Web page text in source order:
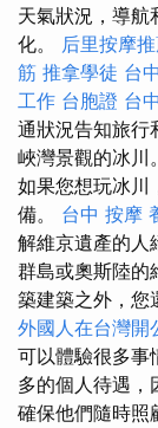
天氣狀況，導航
化。 后里按摩
筋 推拿學徒 台
工作 台胞證 台中
通狀況告知旅行
峽灣景觀的冰川
如果您想玩冰川
備。 台中 按摩
解維京遺產的人
群島或奧斯陸的
築建築之外，您
外國人在台灣開
可以體驗很多事
多的個人待遇，
確保他們隨時照